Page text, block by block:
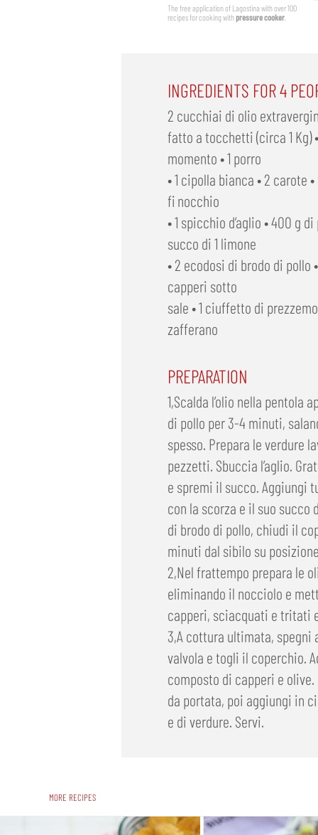
The free application of Lagostina with over 100
recipes for cooking withpressure cooker.
INGREDIENTS FOR 4
2 cucchiai di olio
fatto a tocchetti (circa 1 Kg)
momento • 1 porro
• 1 cipolla bianca • 2 carote
fi nocchio
• 1 spicchio d’aglio • 400 g
succo di 1 limone
• 2 ecodosi di brodo di pollo
capperi sotto
sale • 1 ciuffetto di
zafferano
PREPARATION
1,Scalda l’olio nella pentola
di pollo per 3-4 minuti,
spesso. Prepara le verdure
pezzetti. Sbuccia l’aglio.
e spremi il succo. Aggiungi
con la scorza e il suo succo
di brodo di pollo, chiudi il
minuti dal sibilo su
2,Nel frattempo prepara le
eliminando il nocciolo e
capperi, sciacquati e tritati
3,A cottura ultimata,
valvola e togli il coperchio.
composto di capperi e
da portata, poi aggiungi in
e di verdure. Servi.
MORE RECIPES